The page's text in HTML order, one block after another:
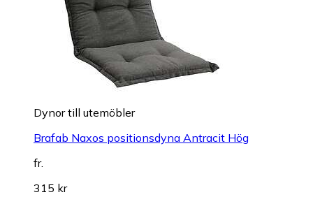
Dynor till utemöbler
Brafab Naxos positionsdyna Antracit Hög
fr.
315 kr